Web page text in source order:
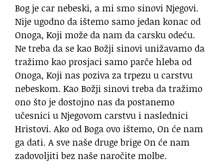
Bog je car nebeski, a mi smo sinovi Njegovi.
Nije ugodno da ištemo samo jedan konac od
Onoga, Koji može da nam da carsku odeću.
Ne treba da se kao Božji sinovi unižavamo da
tražimo kao prosjaci samo parče hleba od
Onoga, Koji nas poziva za trpezu u carstvu
nebeskom. Kao Božji sinovi treba da tražimo
ono što je dostojno nas da postanemo
učesnici u Njegovom carstvu i naslednici
Hristovi. Ako od Boga ovo ištemo, On će nam
ga dati. A sve naše druge brige On će nam
zadovoljiti bez naše naročite molbe.